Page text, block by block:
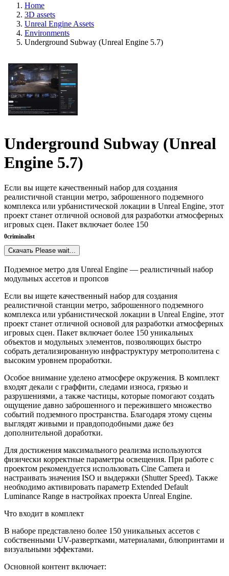
Home
3D assets
Unreal Engine Assets
Environments
Underground Subway (Unreal Engine 5.7)
Underground Subway (Unreal
Engine 5.7)
Если вы ищете качественный набор для создания
реалистичной станции метро, заброшенного подземного
комплекса или урбанистической локации в Unreal Engine, этот
проект станет отличной основой для разработки атмосферных
игровых сцен. Пакет включает более 150
0criminalist
Скачать Please wait...
Подземное метро для Unreal Engine — реалистичный набор
модульных ассетов и пропсов
Если вы ищете качественный набор для создания
реалистичной станции метро, заброшенного подземного
комплекса или урбанистической локации в Unreal Engine, этот
проект станет отличной основой для разработки атмосферных
игровых сцен. Пакет включает более 150 уникальных
объектов и модульных элементов, позволяющих быстро
собрать детализированную инфраструктуру метрополитена с
высоким уровнем проработки.
Особое внимание уделено атмосфере окружения. В комплект
входят декали с граффити, следами износа, грязью и
разрушениями, а также частицы, которые помогают создать
ощущение давно заброшенного и пережившего множество
событий подземного пространства. Благодаря этому сцены
выглядят живыми и правдоподобными даже без
дополнительной доработки.
Для достижения максимального реализма используются
физически корректные параметры освещения. При работе с
проектом рекомендуется использовать Cine Camera и
настраивать значения ISO и выдержки (Shutter Speed). Также
необходимо активировать параметр Extended Default
Luminance Range в настройках проекта Unreal Engine.
Что входит в комплект
В наборе представлено более 150 уникальных ассетов с
собственными UV-развертками, материалами, блюпринтами и
визуальными эффектами.
Основной контент включает: